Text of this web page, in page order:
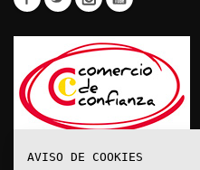
AVISO DE COOKIES